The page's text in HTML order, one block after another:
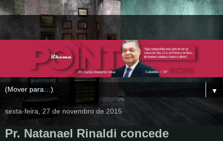
▼
sexta-feira, 27 de novembro de 2015
Pr. Natanael Rinaldi concede